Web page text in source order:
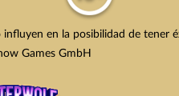
en la posibilidad de
Games GmbH